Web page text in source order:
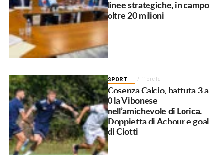
linee strategiche, in campo
oltre 20 milioni
SPORT 11 ore fa
Cosenza Calcio, battuta 3 a
0 la Vibonese
nell’amichevole di Lorica.
Doppietta di Achour e goal
di Ciotti